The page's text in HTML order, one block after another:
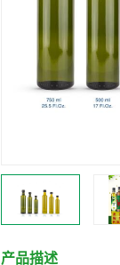
产品描述